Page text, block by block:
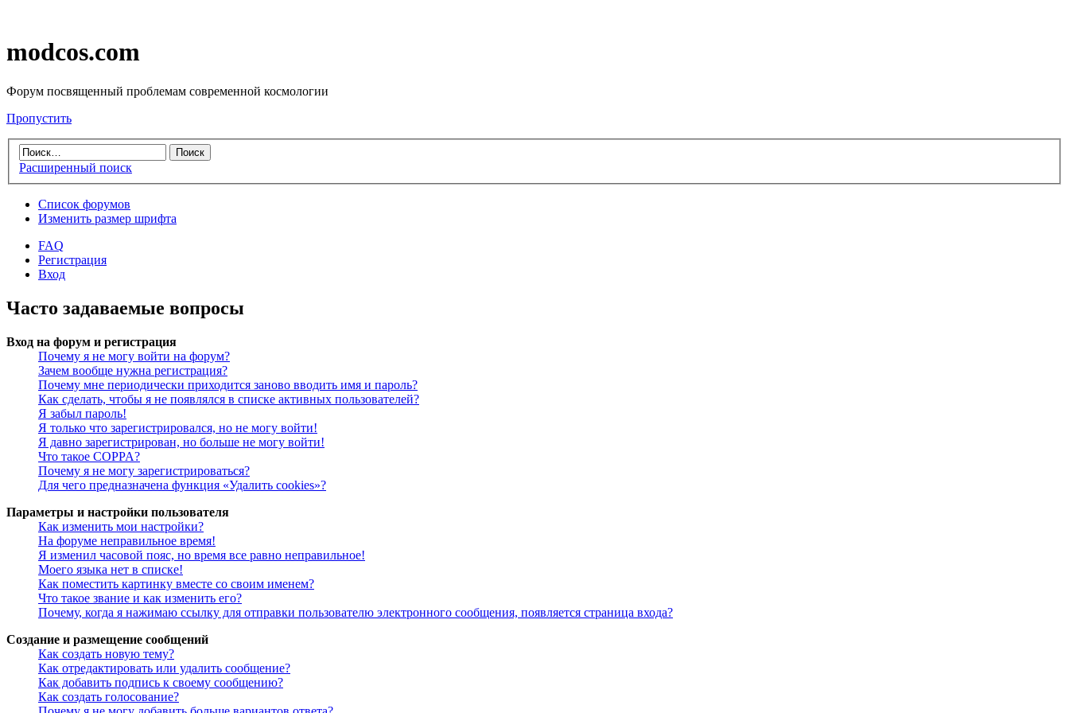
modcos.com
Форум посвященный проблемам современной космологии
Пропустить
Расширенный поиск
Список форумов
Изменить размер шрифта
FAQ
Регистрация
Вход
Часто задаваемые вопросы
Вход на форум и регистрация
Почему я не могу войти на форум?
Зачем вообще нужна регистрация?
Почему мне периодически приходится заново вводить имя и пароль?
Как сделать, чтобы я не появлялся в списке активных пользователей?
Я забыл пароль!
Я только что зарегистрировался, но не могу войти!
Я давно зарегистрирован, но больше не могу войти!
Что такое COPPA?
Почему я не могу зарегистрироваться?
Для чего предназначена функция «Удалить cookies»?
Параметры и настройки пользователя
Как изменить мои настройки?
На форуме неправильное время!
Я изменил часовой пояс, но время все равно неправильное!
Моего языка нет в списке!
Как поместить картинку вместе со своим именем?
Что такое звание и как изменить его?
Почему, когда я нажимаю ссылку для отправки пользователю электронного сообщения, появляется страница входа?
Создание и размещение сообщений
Как создать новую тему?
Как отредактировать или удалить сообщение?
Как добавить подпись к своему сообщению?
Как создать голосование?